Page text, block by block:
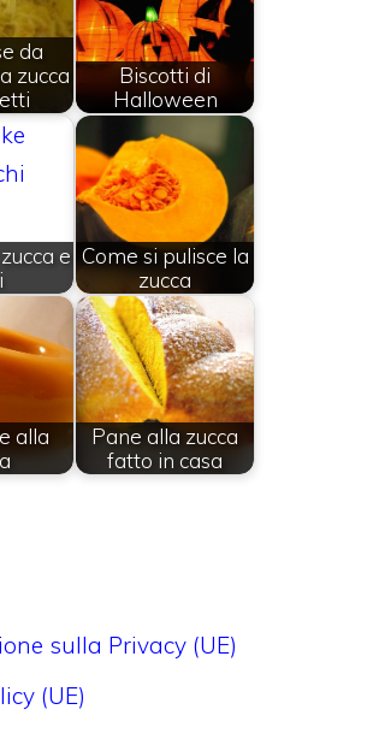
da
zucca
Biscotti di
Halloween
e Come si pulisce la
zucca
alla
Pane alla zucca
fatto in casa
sulla Privacy (UE)
(UE)